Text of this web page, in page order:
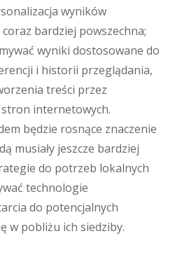
wyników
bardziej powszechna;
wyniki dostosowane do
i historii przeglądania,
treści przez
stron internetowych.
będzie rosnące znaczenie
musiały jeszcze bardziej
do potrzeb lokalnych
technologie
do potencjalnych
w pobliżu ich siedziby.